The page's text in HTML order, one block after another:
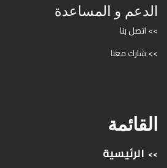
الدعم و المساعدة
>> اتصل بنا
>> شارك معنا
القائمة
>> الرئيسية